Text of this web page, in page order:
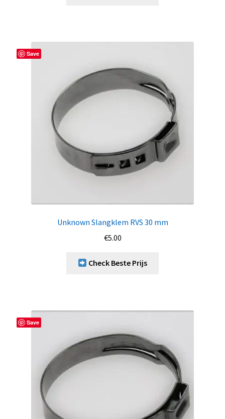
Save
Unknown Slangklem RVS 30 mm
€5.00
Check Beste Prijs
Save